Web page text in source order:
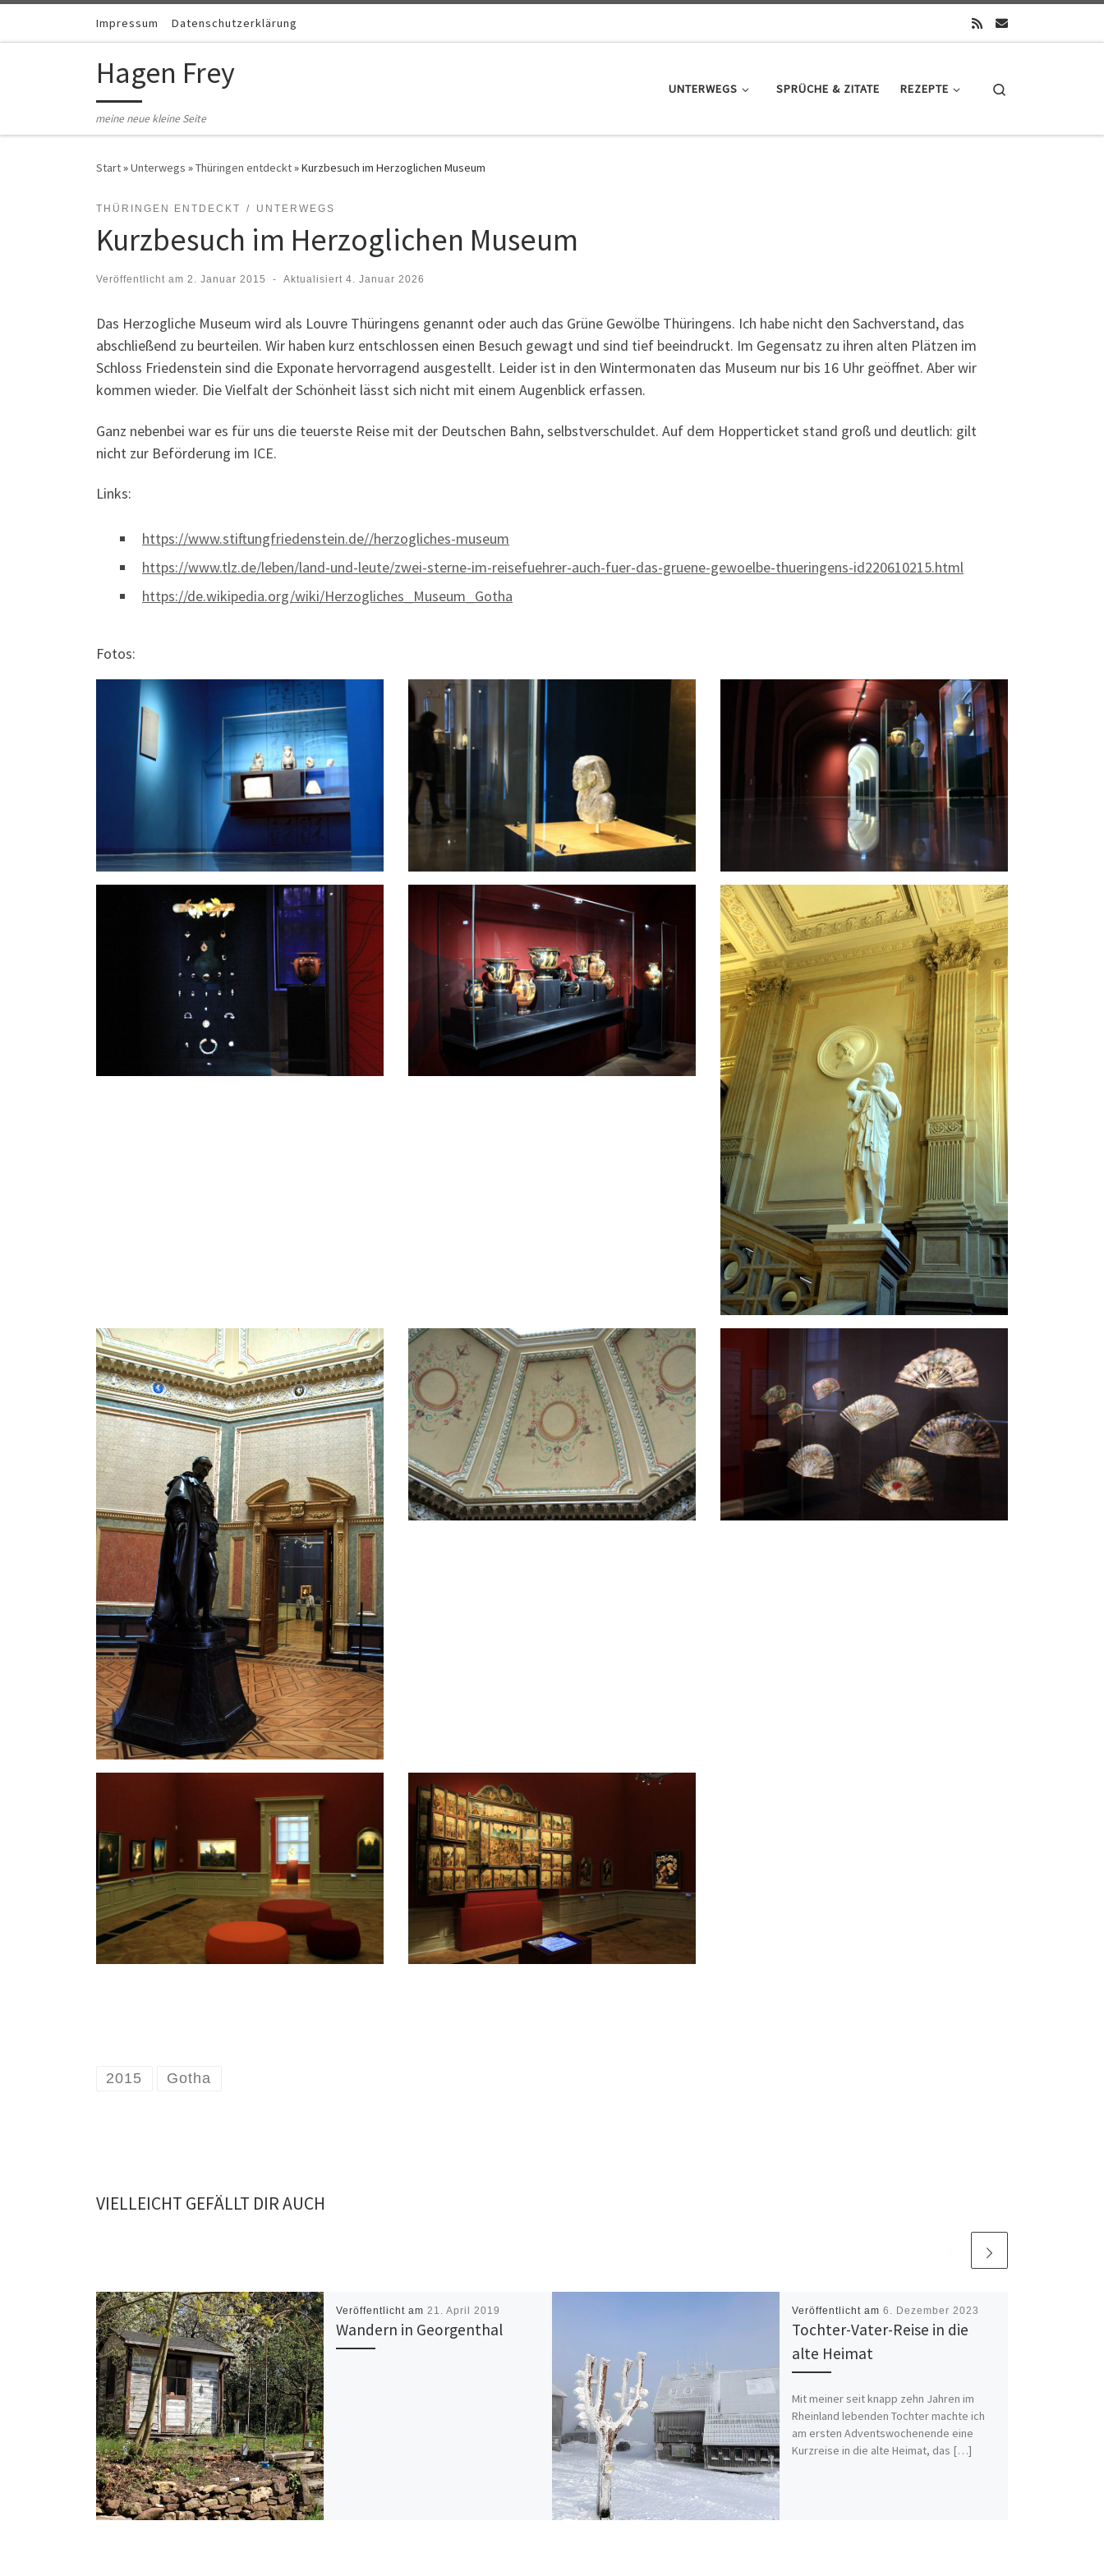
Zum Inhalt springenImpressum Datenschutzerklärung
Hagen Frey
meine neue kleine Seite
UNTERWEGS SPRÜCHE & ZITATE REZEPTE
Start»Unterwegs »Thüringen entdeckt»Kurzbesuch im Herzoglichen Museum
THÜRINGEN ENTDECKT UNTERWEGS
Kurzbesuch im Herzoglichen Museum
Veröffentlicht am 2. Januar 2015 - Aktualisiert 4. Januar 2026
Das Herzogliche Museum wird als Louvre Thüringens genannt oder auch das Grüne Gewölbe Thüringens. Ich habe nicht den Sachverstand, das
abschließend zu beurteilen. Wir haben kurz entschlossen einen Besuch gewagt und sind tief beeindruckt. Im Gegensatz zu ihren alten Plätzen im
Schloss Friedenstein sind die Exponate hervorragend ausgestellt. Leider ist in den Wintermonaten das Museum nur bis 16 Uhr geöffnet. Aber wir
kommen wieder. Die Vielfalt der Schönheit lässt sich nicht mit einem Augenblick erfassen.
Ganz nebenbei war es für uns die teuerste Reise mit der Deutschen Bahn, selbstverschuldet. Auf dem Hopperticket stand groß und deutlich: gilt
nicht zur Beförderung im ICE.
Links:
https://www.stiftungfriedenstein.de//herzogliches-museum
https://www.tlz.de/leben/land-und-leute/zwei-sterne-im-reisefuehrer-auch-fuer-das-gruene-gewoelbe-thueringens-id220610215.html
https://de.wikipedia.org/wiki/Herzogliches_Museum_Gotha
Fotos:
2015 Gotha
VIELLEICHT GEFÄLLT DIR AUCH
Veröffentlicht am 21. April 2019
Wandern in Georgenthal
Veröffentlicht am 6. Dezember 2023
Tochter-Vater-Reise in die
alte Heimat
Mit meiner seit knapp zehn Jahren im
Rheinland lebenden Tochter machte ich
am ersten Adventswochenende eine
Kurzreise in die alte Heimat, das […]